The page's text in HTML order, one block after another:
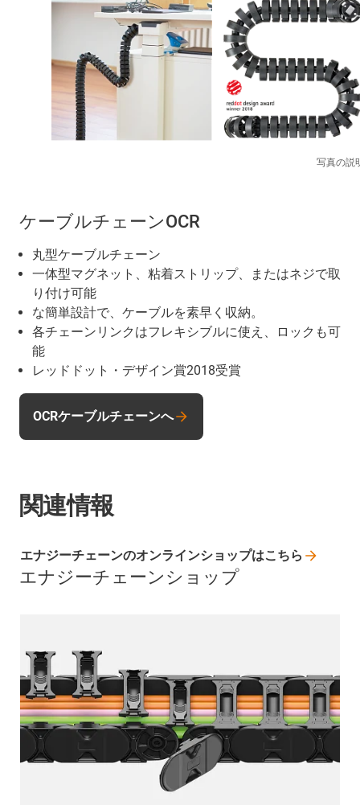
写真の説
ケーブルチェーンOCR
丸型ケーブルチェーン
一体型マグネット、粘着ストリップ、またはネジで取
り付け可能
な簡単設計で、ケーブルを素早く収納。
各チェーンリンクはフレキシブルに使え、ロックも可
能
レッドドット・デザイン賞2018受賞
OCRケーブルチェーンへ
関連情報
エナジーチェーンショップ
エナジーチェーンのオンラインショップはこちら